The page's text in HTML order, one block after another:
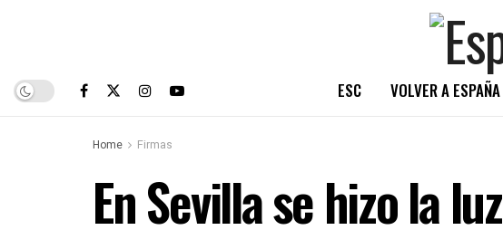
ESC VOLVER A ESPAÑA
Home Firmas
En Sevilla se hizo la luz